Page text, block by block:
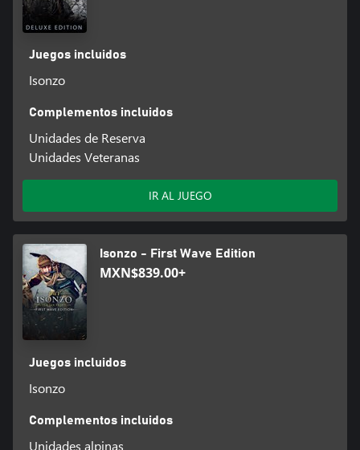
Juegos incluidos
Isonzo
Complementos incluidos
Unidades de Reserva
Unidades Veteranas
IR AL JUEGO
Isonzo - First Wave Edition
MXN$839.00+
Juegos incluidos
Isonzo
Complementos incluidos
Unidades alpinas